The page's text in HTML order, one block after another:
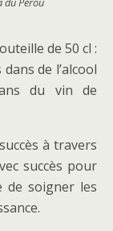
de 50 cl :
de l’alcool
du vin de
à travers
succès pour
de soigner les